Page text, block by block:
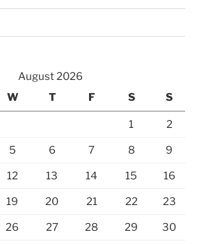
August 2026
W T F S S
1 2
5 6 7 8 9
12 13 14 15 16
19 20 21 22 23
26 27 28 29 30